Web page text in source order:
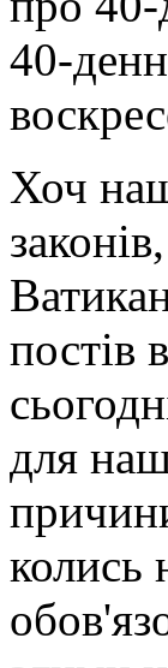
40-
Хоч
постів
для
колись